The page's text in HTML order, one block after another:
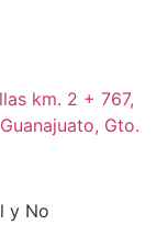
km. 2 + 767,
Gto.